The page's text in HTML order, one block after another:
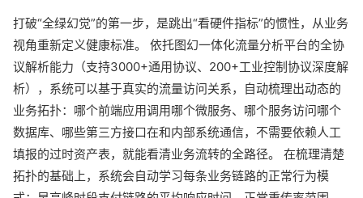
打破“全绿幻觉”的第一步，是跳出“看硬件指标”的惯性，从业务
视角重新定义健康标准。 依托图幻一体化流量分析平台的全协
议解析能力（支持3000+通用协议、200+工业控制协议深度解
析），系统可以基于真实的流量访问关系，自动梳理出动态的
业务拓扑：哪个前端应用调用哪个微服务、哪个服务访问哪个
数据库、哪些第三方接口在和内部系统通信，不需要依赖人工
填报的过时资产表，就能看清业务流转的全路径。 在梳理清楚
拓扑的基础上，系统会自动学习每条业务链路的正常行为模